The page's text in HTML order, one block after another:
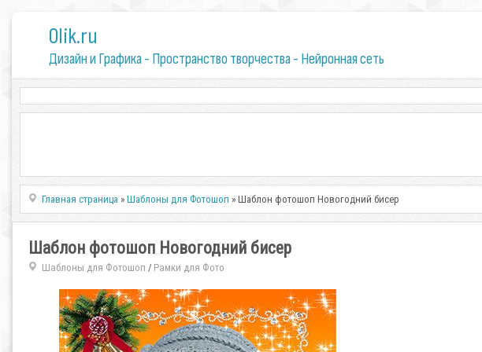
0lik.ru
Дизайн и Графика - Пространство творчества - Нейронная сеть
Главная страница »Шаблоны для Фотошоп » Шаблон фотошоп Новогодний бисер
Шаблон фотошоп Новогодний бисер
Шаблоны для Фотошоп / Рамки для Фото